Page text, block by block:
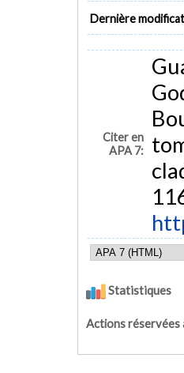
Dernière
Citer en
APA 7:
Statistiques
Actions réservées